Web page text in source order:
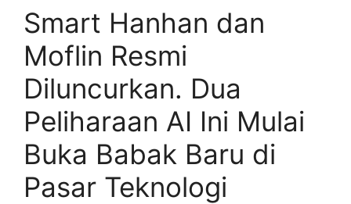
Smart Hanhan dan
Moflin Resmi
Diluncurkan. Dua
Peliharaan AI Ini Mulai
Buka Babak Baru di
Pasar Teknologi